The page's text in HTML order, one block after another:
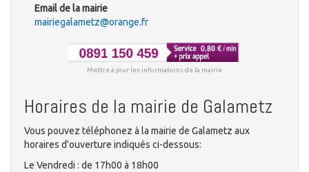
Email de la mairie
mairiegalametz@orange.fr
Mettre à jour les informations de la mairie
Horaires de la mairie de Galametz
Vous pouvez téléphonez à la mairie de Galametz aux
horaires d'ouverture indiqués ci-dessous:
Le Vendredi : de 17h00 à 18h00